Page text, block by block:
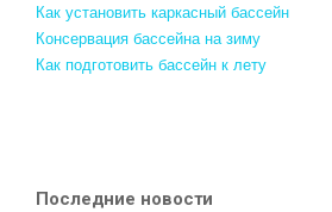
Как установить каркасный бассейн
Консервация бассейна на зиму
Как подготовить бассейн к лету
Последние новости